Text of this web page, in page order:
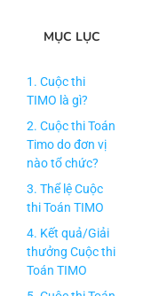
MỤC LỤC
1. Cuộc thi
TIMO là gì?
2. Cuộc thi Toán
Timo do đơn vị
nào tổ chức?
3. Thể lệ Cuộc
thi Toán TIMO
4. Kết quả/Giải
thưởng Cuộc thi
Toán TIMO